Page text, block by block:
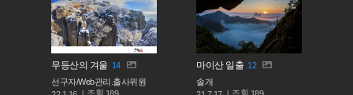
무등산의 겨울 14
선구자/Web관리.출사위원
조회
마이산 일출 12
솔개
조회